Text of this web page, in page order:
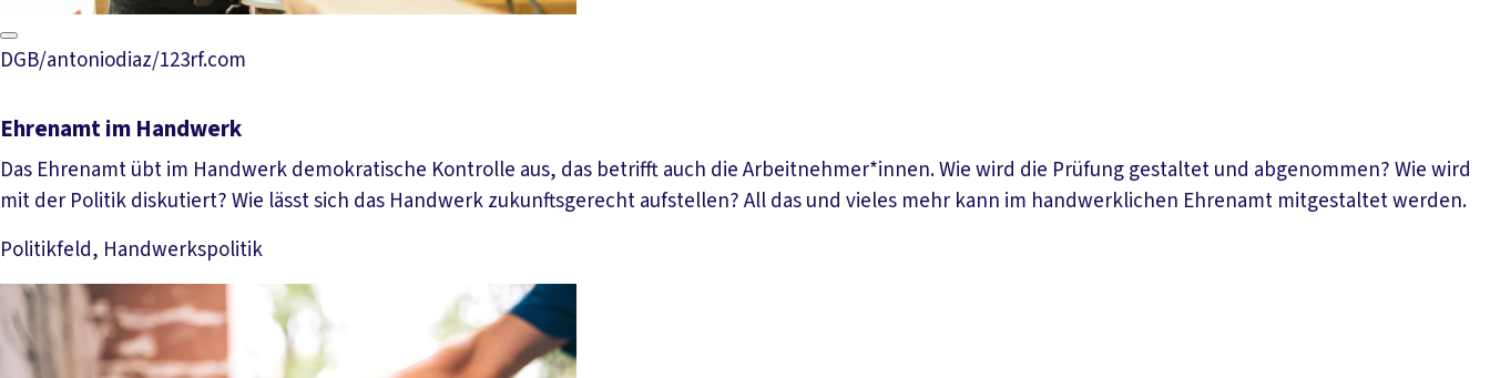
DGB/antoniodiaz/123rf.com
Ehrenamt im Handwerk
Das Ehrenamt übt im Handwerk demokratische Kontrolle aus, das betrifft auch die Arbeitnehmer*innen. Wie wird die Prüfung gestaltet und abgenommen? Wie wird
mit der Politik diskutiert? Wie lässt sich das Handwerk zukunftsgerecht aufstellen? All das und vieles mehr kann im handwerklichen Ehrenamt mitgestaltet werden.
Politikfeld, Handwerkspolitik
Mehr lesen